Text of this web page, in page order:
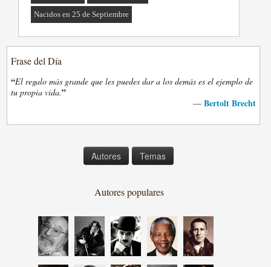
Nacidos en 25 de Septiembre
Frase del Día
“El regalo más grande que les puedes dar a los demás es el ejemplo de
tu propia vida.”
— Bertolt Brecht
Autores Temas
Autores populares